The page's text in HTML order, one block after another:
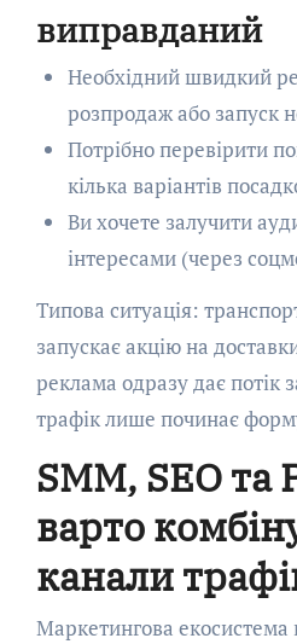
виправданий
Необхідний швидкий
розпродаж або запуск
Потрібно перевірити
кілька варіантів
Ви хочете залучити
інтересами (через
Типова ситуація:
запускає акцію на
реклама одразу дає потік
трафік лише починає
SMM, SEO та
варто
канали
Маркетингова